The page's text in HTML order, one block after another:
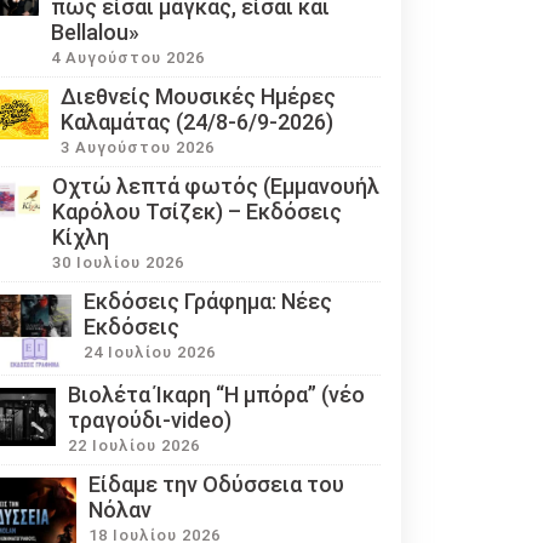
πως είσαι μάγκας, είσαι και
Bellalou»
4 Αυγούστου 2026
Διεθνείς Μουσικές Ημέρες
Καλαμάτας (24/8-6/9-2026)
3 Αυγούστου 2026
Οχτώ λεπτά φωτός (Εμμανουήλ
Καρόλου Τσίζεκ) – Εκδόσεις
Κίχλη
30 Ιουλίου 2026
Εκδόσεις Γράφημα: Νέες
Εκδόσεις
24 Ιουλίου 2026
Βιολέτα Ίκαρη “Η μπόρα” (νέο
τραγούδι-video)
22 Ιουλίου 2026
Eίδαμε την Οδύσσεια του
Νόλαν
18 Ιουλίου 2026